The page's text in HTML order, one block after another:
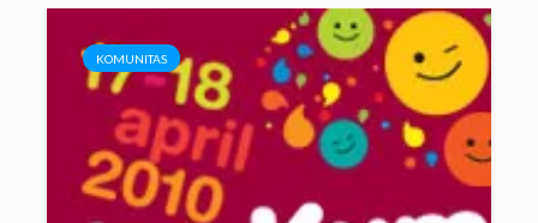
KOMUNITAS